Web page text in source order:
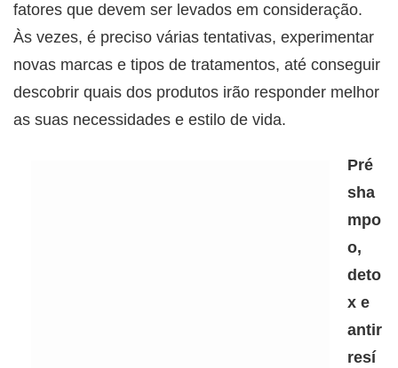
fatores que devem ser levados em consideração.
Às vezes, é preciso várias tentativas, experimentar
novas marcas e tipos de tratamentos, até conseguir
descobrir quais dos produtos irão responder melhor
as suas necessidades e estilo de vida.
Pré
sha
mpo
o,
deto
x e
antir
resí